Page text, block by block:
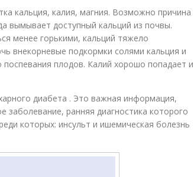
кальция, калия, магния. Возможно причина
вымывает доступный кальций из почвы.
менее горькими, кальций тяжело
внекорневые подкормки солями кальция и
поспевания плодов. Калий хорошо попадает и
диабета . Это важная информация,
ранняя диагностика которого
которых: инсульт и ишемическая болезнь